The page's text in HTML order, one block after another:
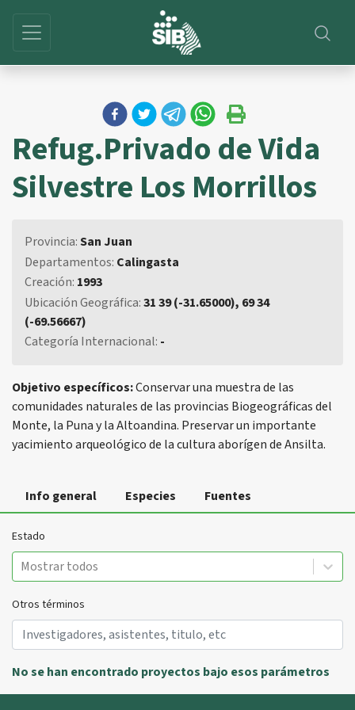
Refug.Privado de Vida
Silvestre Los Morrillos
Provincia:San Juan
Departamentos: Calingasta
Creación: 1993
Ubicación Geográfica:31 39 (-31.65000), 69 34
(-69.56667)
Categoría Internacional: -
Objetivo específicos:Conservar una muestra de las
comunidades naturales de las provincias Biogeográficas del
Monte, la Puna y la Altoandina. Preservar un importante
yacimiento arqueológico de la cultura aborígen de Ansilta.
Info general Especies Fuentes
Estado
Mostrar todos
Otros términos
No se han encontrado proyectos bajo esos parámetros